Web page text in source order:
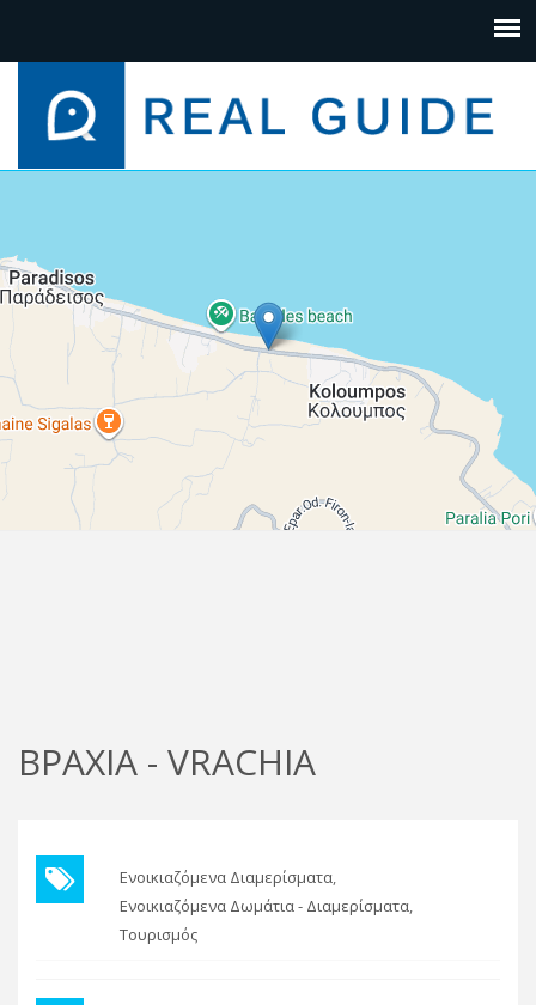
| Map data ©Google
ΒΡΑΧΙΑ - VRACHIA
Ενοικιαζόμενα Διαμερίσματα
Ενοικιαζόμενα Δωμάτια - Διαμερίσματα
Τουρισμός